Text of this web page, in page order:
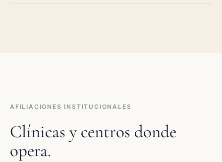
AFILIACIONES INSTITUCIONALES
Clínicas y centros donde
opera.